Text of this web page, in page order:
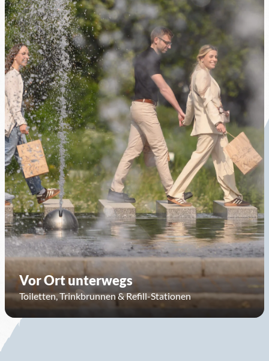
Vor Ort unterwegs
Toiletten, Trinkbrunnen & Refill-Stationen